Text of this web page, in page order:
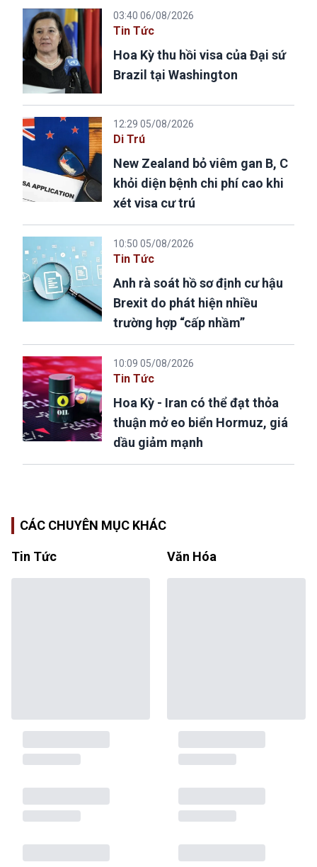
03:40 06/08/2026
Tin Tức
Hoa Kỳ thu hồi visa của Đại sứ
Brazil tại Washington
12:29 05/08/2026
Di Trú
New Zealand bỏ viêm gan B, C
khỏi diện bệnh chi phí cao khi
xét visa cư trú
10:50 05/08/2026
Tin Tức
Anh rà soát hồ sơ định cư hậu
Brexit do phát hiện nhiều
trường hợp “cấp nhầm”
10:09 05/08/2026
Tin Tức
Hoa Kỳ - Iran có thể đạt thỏa
thuận mở eo biển Hormuz, giá
dầu giảm mạnh
CÁC CHUYÊN MỤC KHÁC
Tin Tức Văn Hóa